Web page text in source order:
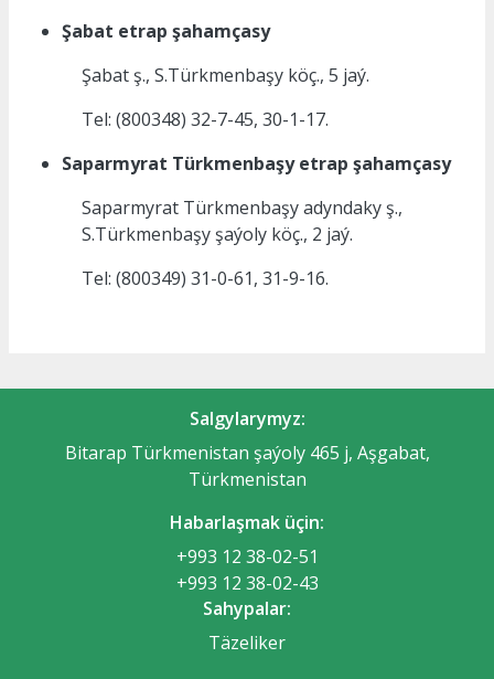
Şabat etrap şahamçasy
Şabat ş., S.Türkmenbaşy köç., 5 jaý.
Tel: (800348) 32-7-45, 30-1-17.
Saparmyrat Türkmenbaşy etrap şahamçasy
Saparmyrat Türkmenbaşy adyndaky ş.,
S.Türkmenbaşy şaýoly köç., 2 jaý.
Tel: (800349) 31-0-61, 31-9-16.
Salgylarymyz:
Bitarap Türkmenistan şaýoly 465 j, Aşgabat,
Türkmenistan
Habarlaşmak üçin:
+993 12 38-02-51
+993 12 38-02-43
Sahypalar:
Täzeliker